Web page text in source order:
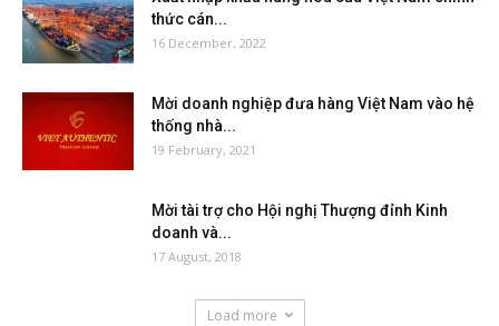
thức cán...
16 December, 2022
Mời doanh nghiệp đưa hàng Việt Nam vào hệ
thống nhà...
19 February, 2021
Mời tài trợ cho Hội nghị Thượng đỉnh Kinh
doanh và...
17 August, 2018
Load more